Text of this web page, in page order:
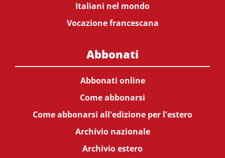
Italiani nel mondo
Vocazione francescana
Abbonati
Abbonati online
Come abbonarsi
Come abbonarsi all'edizione per l'estero
Archivio nazionale
Archivio estero